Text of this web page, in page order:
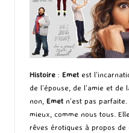
Histoire : Emet est
de l’épouse, de l’amie et
non, Emet n’est pas
mieux, comme nous tous.
rêves érotiques à propos de